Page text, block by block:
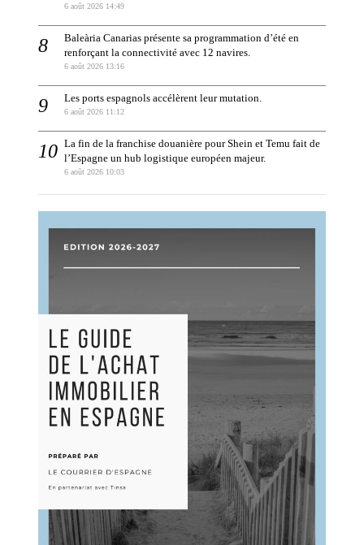
6 août 2026 14:49
Baleària Canarias présente sa programmation d’été en
renforçant la connectivité avec 12 navires.
6 août 2026 13:16
Les ports espagnols accélèrent leur mutation.
6 août 2026 11:12
La fin de la franchise douanière pour Shein et Temu fait de
l’Espagne un hub logistique européen majeur.
6 août 2026 10:03